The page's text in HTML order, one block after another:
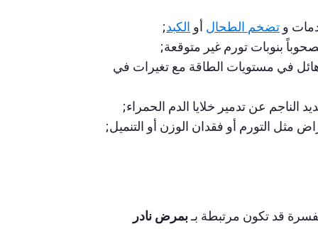
و تضخم الطحال أو الكبد;
بنوبات تورم غير متوقعة;
في مستويات الطاقة مع تغيرات في
الناجم عن تدمير خلايا الدم الحمراء;
مثل التورم أو فقدان الوزن أو التنميل;
قد تكون مرتبطة بـبمرض نادر